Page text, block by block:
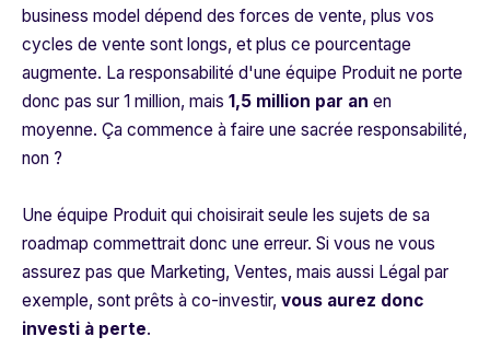
business model dépend des forces de vente, plus vos
cycles de vente sont longs, et plus ce pourcentage
augmente. La responsabilité d'une équipe Produit ne porte
donc pas sur 1 million, mais 1,5 million par an en
moyenne. Ça commence à faire une sacrée responsabilité,
non ?
Une équipe Produit qui choisirait seule les sujets de sa
roadmap commettrait donc une erreur. Si vous ne vous
assurez pas que Marketing, Ventes, mais aussi Légal par
exemple, sont prêts à co-investir, vous aurez donc
investi à perte.